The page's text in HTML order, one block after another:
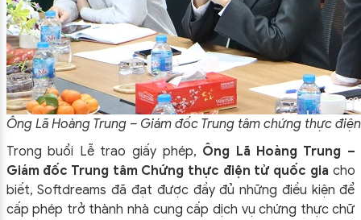
Ông Lã Hoàng Trung – Giám đốc Trung tâm chứng thực
Trong buổi Lễ trao giấy phép, Ông Lã Hoàng Trung –
Giám đốc Trung tâm Chứng thực điện tử quốc gia cho
biết, Softdreams đã đạt được đầy đủ những điều kiện để
cấp phép trở thành nhà cung cấp dịch vụ chứng thực chữ